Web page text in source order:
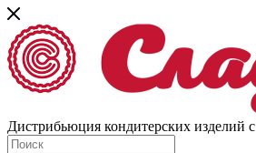
Дистрибьюция кондитерских изделий с